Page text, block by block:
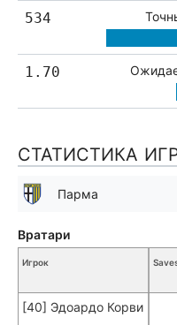
534
1.70
СТАТИСТИКА
Парма
Игрок
[40] Эдоардо Корви
Вратари